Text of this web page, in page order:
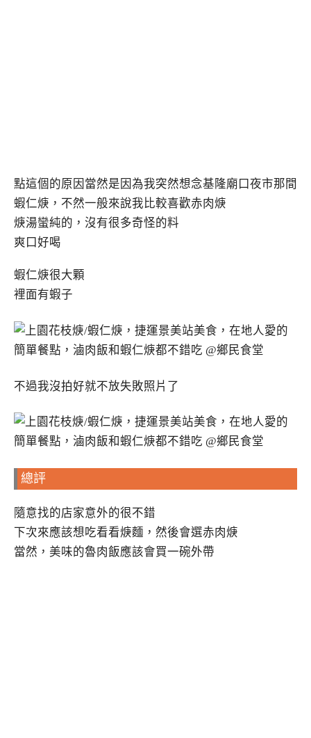
點這個的原因當然是因為我突然想念基隆廟口夜市那間
蝦仁焿，不然一般來說我比較喜歡赤肉焿
焿湯蠻純的，沒有很多奇怪的料
爽口好喝
蝦仁焿很大顆
裡面有蝦子
不過我沒拍好就不放失敗照片了
總評
隨意找的店家意外的很不錯
下次來應該想吃看看焿麵，然後會選赤肉焿
當然，美味的魯肉飯應該會買一碗外帶